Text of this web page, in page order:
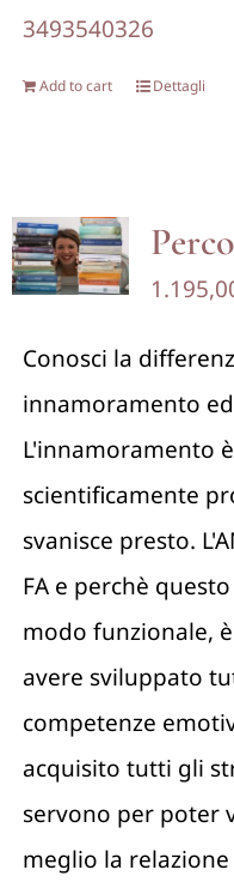
3493540326
Add to cart Dettagli
Conosci la
innamoramento
L'innamoramento
scientificamente
svanisce presto.
FA e perchè
modo funzionale,
avere sviluppato
competenze
acquisito tutti gli
servono per poter
meglio la relazione